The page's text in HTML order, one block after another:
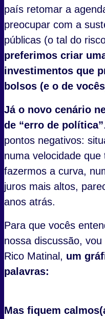
país retomar a
preocupar com a
públicas (o tal do
preferimos criar
investimentos que
bolsos (e o de
Já o novo cenário
de “erro de política”
pontos negativos:
numa velocidade
fazermos a curva,
juros mais altos,
anos atrás.
Para que vocês
nossa discussão,
Rico Matinal, um
palavras:
Mas fiquem